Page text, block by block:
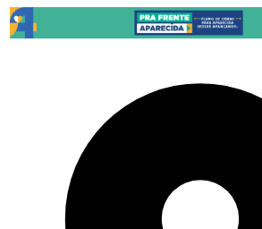
Pular para o conteúdo